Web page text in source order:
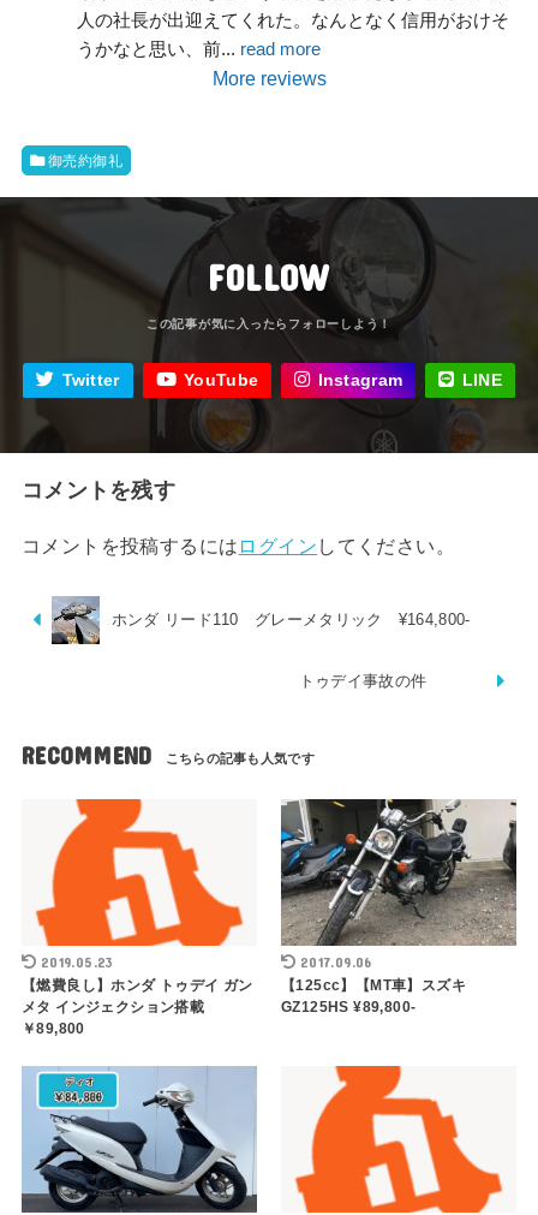
人の社長が出迎えてくれた。なんとなく信用がおけそ
うかなと思い、前... read more
More reviews
御売約御礼
FOLLOW
Twitter YouTube Instagram LINE
コメントを残す
コメントを投稿するには ログイン してください。
ホンダ リード110 グレーメタリック ¥164,800-
トゥデイ事故の件
RECOMMEND
2019.05.23
【燃費良し】ホンダ トゥデイ ガン
メタ インジェクション搭載
￥89,800
2017.09.06
【125cc】【MT車】スズキ
GZ125HS ¥89,800-